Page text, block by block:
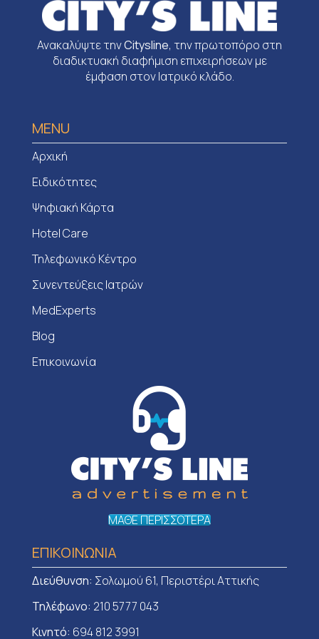
Ανακαλύψτε τηνCitysline, την πρωτοπόρο στη
διαδικτυακή διαφήμιση επιχειρήσεων με
έμφαση στον Ιατρικό κλάδο.
MENU
Αρχική
Ειδικότητες
Ψηφιακή Κάρτα
Hotel Care
Τηλεφωνικό Κέντρο
Συνεντεύξεις Ιατρών
MedExperts
Blog
Επικοινωνία
ΜΑΘΕ ΠΕΡΙΣΣΟΤΕΡΑ
ΕΠΙΚΟΙΝΩΝΙΑ
Διεύθυνση: Σολωμού 61, Περιστέρι Αττικής
Τηλέφωνο: 210 5777 043
Κινητό: 694 812 3991